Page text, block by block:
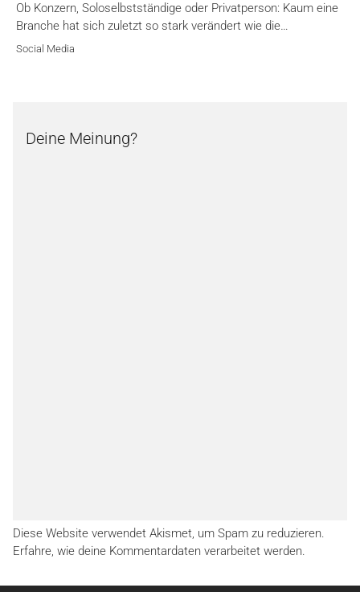
Ob Konzern, Soloselbstständige oder Privatperson: Kaum eine
Branche hat sich zuletzt so stark verändert wie die…
Social Media
Deine Meinung?
Diese Website verwendet Akismet, um Spam zu reduzieren.
Erfahre, wie deine Kommentardaten verarbeitet werden.